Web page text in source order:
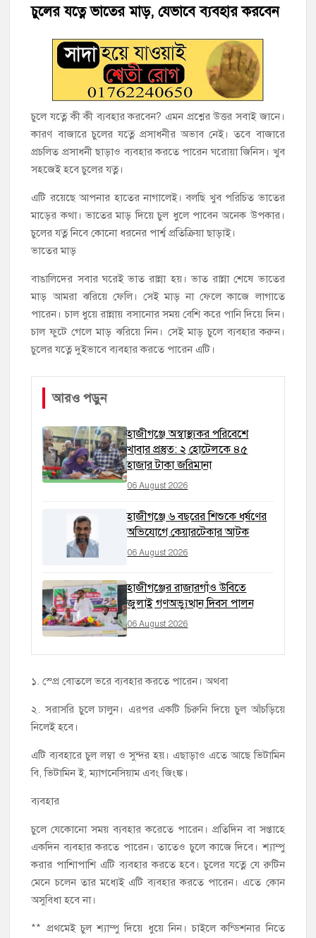
আলহাজ্ব এমএ হান্নান এমপি
নৌ পুলিশ ফাঁড়ির নাকের ডগায় কারেন্ট জালের দাপট, মতলবে প্রকাশ্যে
নিষিদ্ধ জাল মেরামত ও মাছ শিকার
‘জনগণের হাতে রাষ্ট্রের মালিকানা ফিরিয়ে দিতে বিএনপি সরকার
অঙ্গীকারাবদ্ধ’
চেক বিতরণ
হাজীগঞ্জ ডিগ্রি কলেজ গভীর শ্রদ্ধার সঙ্গে জুলাই গণঅভ্যুত্থানের সকল
শহীদকে স্মরণ
হাজীগঞ্জের যুবধারা সমবায় ক্ষুদ্রঋণ পুনরায় চালু করে মানুষের আমানতের
টাকা পরিশোধ করা হবে
চুলের যত্নে ভাতের মাড়, যেভাবে ব্যবহার করবেন
চুলে যত্নে কী কী ব্যবহার করবেন? এমন প্রশ্নের উত্তর সবাই জানে।
কারণ বাজারে চুলের যত্নে প্রসাধনীর অভাব নেই। তবে বাজারে
প্রচলিত প্রসাধনী ছাড়াও ব্যবহার করতে পারেন ঘরোয়া জিনিস। খুব
সহজেই হবে চুলের যত্ন।
এটি রয়েছে আপনার হাতের নাগালেই। বলছি খুব পরিচিত ভাতের
মাড়ের কথা। ভাতের মাড় দিয়ে চুল ধুলে পাবেন অনেক উপকার।
চুলের যত্ন নিবে কোনো ধরনের পার্শ্ব প্রতিক্রিয়া ছাড়াই।
ভাতের মাড়
বাঙালিদের সবার ঘরেই ভাত রান্না হয়। ভাত রান্না শেষে ভাতের
মাড় আমরা ঝরিয়ে ফেলি। সেই মাড় না ফেলে কাজে লাগাতে
পারেন। চাল ধুয়ে রান্নায় বসানোর সময় বেশি করে পানি দিয়ে দিন।
চাল ফুটে গেলে মাড় ঝরিয়ে নিন। সেই মাড় চুলে ব্যবহার করুন।
চুলের যত্নে দুইভাবে ব্যবহার করতে পারেন এটি।
আরও পড়ুন
হাজীগঞ্জে অস্বাস্থ্যকর পরিবেশে
খাবার প্রস্তুত: ২ হোটেলকে ৪৫
হাজার টাকা জরিমানা
06 August 2026
হাজীগঞ্জে ৬ বছরের শিশুকে ধর্ষণের
অভিযোগে কেয়ারটেকার আটক
06 August 2026
হাজীগঞ্জের রাজারগাঁও উবিতে
জুলাই গণঅভ্যুত্থান দিবস পালন
06 August 2026
১. স্প্রে বোতলে ভরে ব্যবহার করতে পারেন। অথবা
২. সরাসরি চুলে ঢালুন। এরপর একটি চিরুনি দিয়ে চুল আঁচড়িয়ে
নিলেই হবে।
এটি ব্যবহারে চুল লম্বা ও সুন্দর হয়। এছাড়াও এতে আছে ভিটামিন
বি, ভিটামিন ই, ম্যাগনেসিয়াম এবং জিংঙ্ক।
ব্যবহার
চুলে যেকোনো সময় ব্যবহার করেতে পারেন। প্রতিদিন বা সপ্তাহে
একদিন ব্যবহার করতে পারেন। তাতেও চুলে কাজে দিবে। শ্যাম্পু
করার পাশিাপাশি এটি ব্যবহার করতে হবে। চুলের যত্নে যে রুটিন
মেনে চলেন তার মধ্যেই এটি ব্যবহার করতে পারেন। এতে কোন
অসুবিধা হবে না।
** প্রথমেই চুল শ্যাম্পু দিয়ে ধুয়ে নিন। চাইলে কন্ডিশনার নিতে